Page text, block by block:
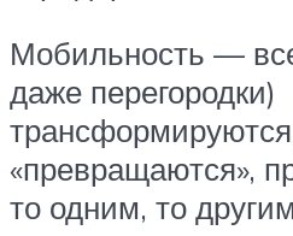
Мобильность —
даже перегородки)
«превращаются»,
то одним, то